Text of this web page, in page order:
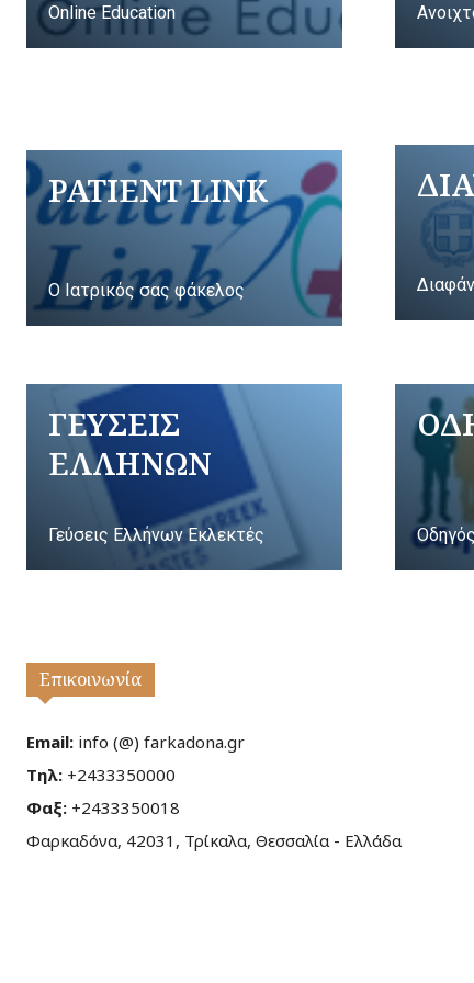
Online Education
PATIENT LINK
Ο Ιατρικός σας φάκελος
ΓΕΥΣΕΙΣ
ΕΛΛΗΝΩΝ
Γεύσεις Ελλήνων Εκλεκτές
Επικοινωνία
Email: info (@) farkadona.gr
Τηλ: +2433350000
Φαξ: +2433350018
Φαρκαδόνα, 42031, Τρίκαλα, Θεσσαλία - Ελλάδα